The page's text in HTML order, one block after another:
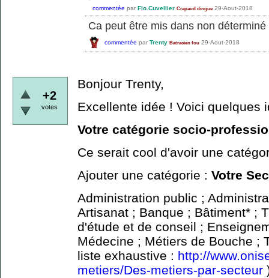
commentée par Flo.Cuvellier Crapaud dingue 29-Aout-2018
Ca peut être mis dans non déterminé
commentée par Trenty Batracien fou 29-Aout-2018
+2
votes
Bonjour Trenty,
Excellente idée ! Voici quelques
Votre catégorie socio-
Ce serait cool d'avoir une
Ajouter une catégorie : Votre
Administration public ;
Artisanat ; Banque ; Bâtiment* ;
d'étude et de conseil ;
Médecine ; Métiers de Bouche ;
liste exhaustive : http://
metiers/Des-metiers-par-secteur